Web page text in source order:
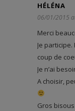
HÉLÉNA
06/01/2015
Merci
Je
coup de
Je n’ai
A choisir,
Gros bisous